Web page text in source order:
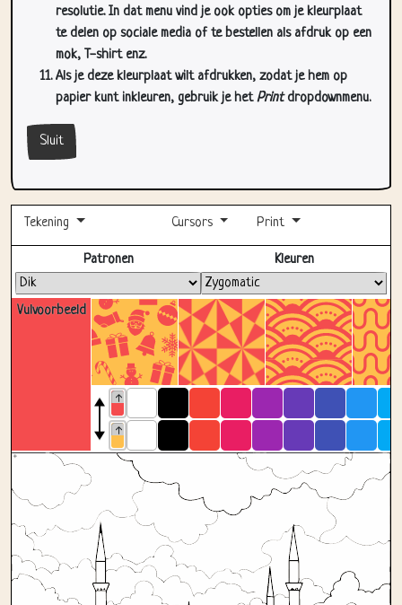
resolutie. In dat menu vind je ook opties om je kleurplaat
te delen op sociale media of te bestellen als afdruk op een
mok, T-shirt enz.
Als je deze kleurplaat wilt afdrukken, zodat je hem op
papier kunt inkleuren, gebruik je hetPrintdropdownmenu.
Sluit
Tekening Cursors Print
Volledig scherm
Vulvoorbeeld
Patronen Kleuren